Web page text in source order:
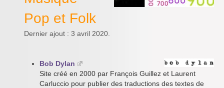
Nos outils de partage
Qui sommes-nous ?
Pop et Folk
Dernier ajout : 3 avril 2020.
Bob Dylan
Site créé en 2000 par François Guillez et Laurent
Carluccio pour publier des traductions des textes de